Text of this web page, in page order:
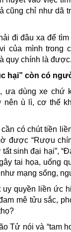
cũng chỉ như dã
đi đâu xa để
của mình trong
quy chính là được.
hại” còn có
ưa dùng xe chứ
nên ù lì, cơ thể
có chút tiền
được “Rượu
sinh đại hại”,
tai họa, uống
mạng sống,
uy quyền liền ức
mê tửu sắc,
Tử nói và “tam